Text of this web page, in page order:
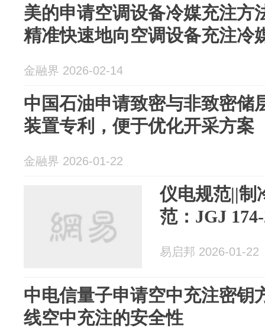
美的申请空调设备冷媒充注方
精准快速地向空调设备充注冷
金融界 2026-02-14
中国石油申请致密与非致密储
装置专利，便于优化开采方案
金融界 2026-01-22
仪电规范||制
范：JGJ
易启邦 2026-01-22
中电信量子申请空中充注密钥
线空中充注的安全性